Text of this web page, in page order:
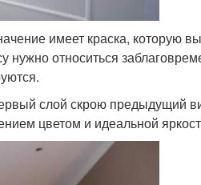
имеет краска, которую
нужно относиться
слой скрою предыдущий
цветом и идеальной